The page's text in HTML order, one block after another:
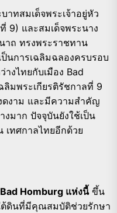
ทสมเด็จพระเจ้าอยู่หัว
9) และสมเด็จพระนาง
าถ ทรงพระราชทาน
นการเฉลิมฉลองครบรอบ
งไทยกับเมือง Bad
ลิมพระเกียรติรัชกาลที่ 9
ดงาม และมีความสำคัญ
งมาก ปัจจุบันยังใช้เป็น
ทศกาลไทยอีกด้วย
Homburg แห่งนี้ขึ้น
ต้ดินที่มีคุณสมบัติช่วยรักษา